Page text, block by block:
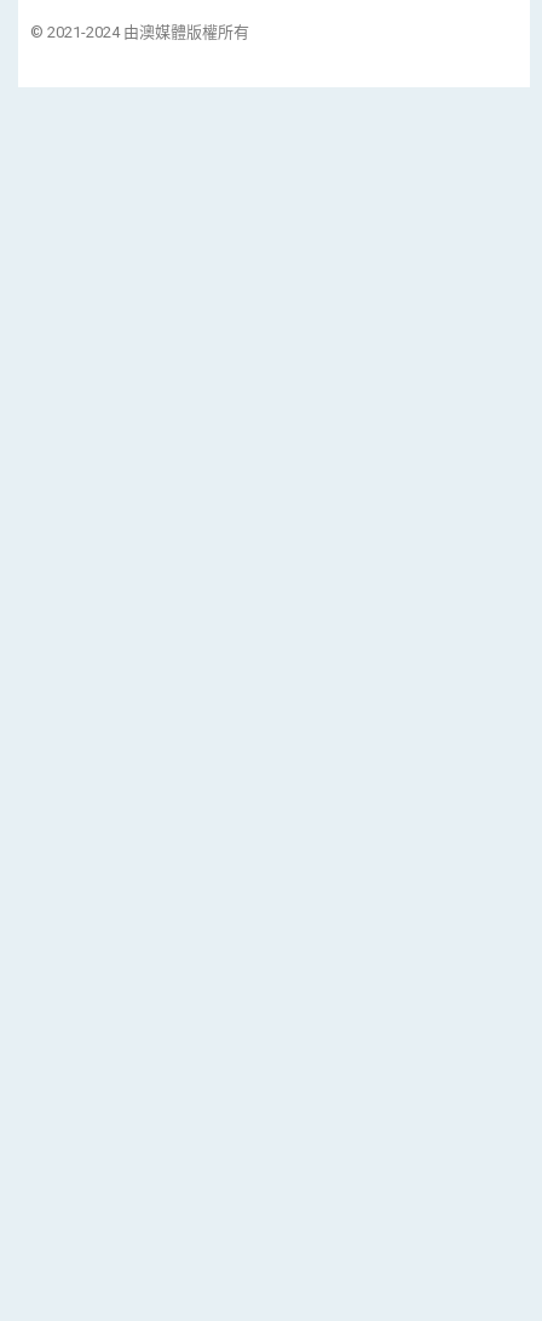
© 2021-2024 由澳媒體版權所有